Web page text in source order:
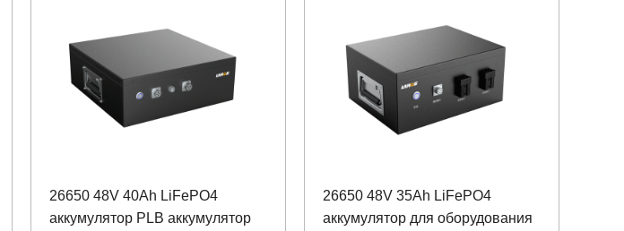
26650 48V 40Ah LiFePO4
аккумулятор PLB аккумулятор
26650 48V 35Ah LiFePO4
аккумулятор для оборудования